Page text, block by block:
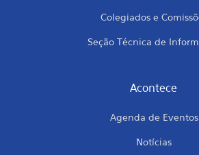
Colegiados e
Seção Técnica de
Acontece
Agenda de Eventos
Notícias